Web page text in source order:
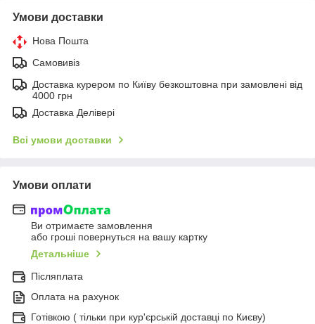
Умови доставки
Нова Пошта
Самовивіз
Доставка курером по Київу безкоштовна при замовлені від
4000 грн
Доставка Делівері
Всі умови доставки
Умови оплати
Ви отримаєте замовлення
або гроші повернуться на вашу картку
Детальніше
Післяплата
Оплата на рахунок
Готівкою ( тільки при кур'єрській доставці по Києву)